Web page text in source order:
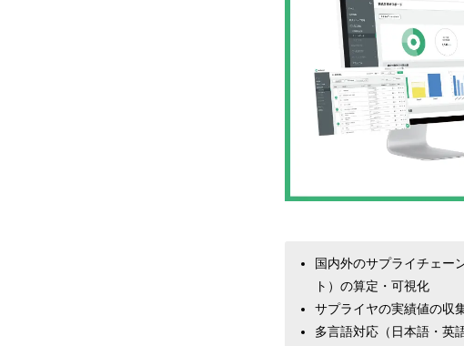
国内外のサプライチェー
ト）の算定・可視化
サプライヤの実績値の収
多言語対応（日本語・英